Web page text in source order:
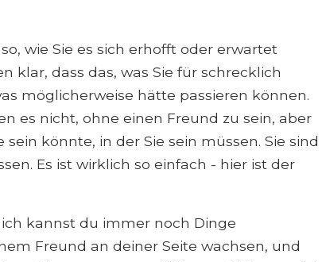
wie Sie es sich erhofft oder erwartet
klar, dass das, was Sie für schrecklich
möglicherweise hätte passieren können.
es nicht, ohne einen Freund zu sein, aber
könnte, in der Sie sein müssen. Sie sind
Es ist wirklich so einfach - hier ist der
kannst du immer noch Dinge
Freund an deiner Seite wachsen, und